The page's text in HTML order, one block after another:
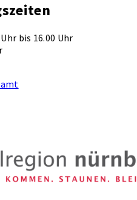
bis 16.00 Uhr